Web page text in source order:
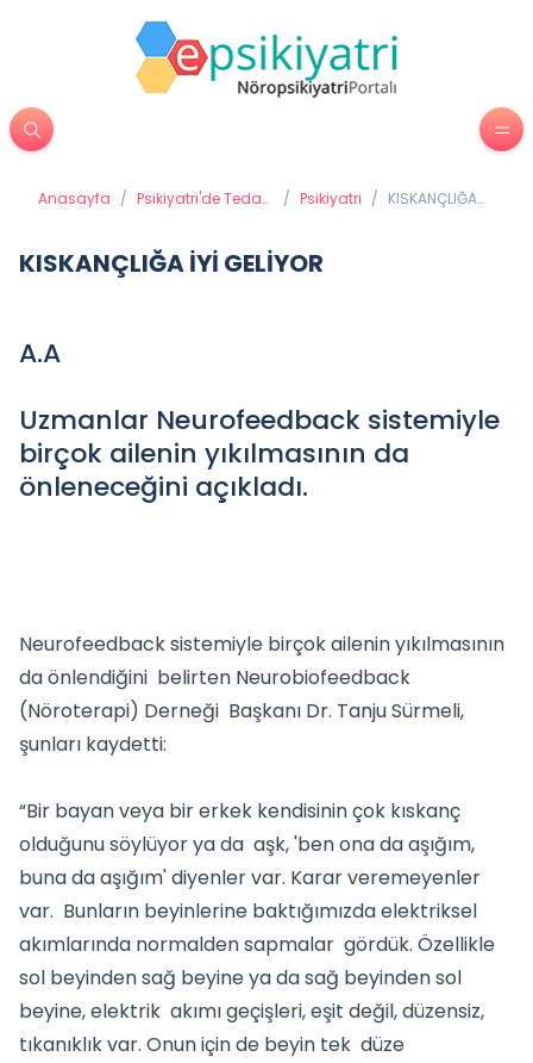
Anasayfa / Psikiyatri'de Tedavi
/ Psikiyatri / KISKANÇLIĞA
KISKANÇLIĞA İYİ GELİYOR
A.A
Uzmanlar Neurofeedback sistemiyle
birçok ailenin yıkılmasının da
önleneceğini açıkladı.
Neurofeedback sistemiyle birçok ailenin yıkılmasının
da önlendiğini belirten Neurobiofeedback
(Nöroterapi) Derneği Başkanı Dr. Tanju Sürmeli,
şunları kaydetti:
“Bir bayan veya bir erkek kendisinin çok kıskanç
olduğunu söylüyor ya da aşk, 'ben ona da aşığım,
buna da aşığım' diyenler var. Karar veremeyenler
var. Bunların beyinlerine baktığımızda elektriksel
akımlarında normalden sapmalar gördük. Özellikle
sol beyinden sağ beyine ya da sağ beyinden sol
beyine, elektrik akımı geçişleri, eşit değil, düzensiz,
tıkanıklık var. Onun için de beyin tek düze